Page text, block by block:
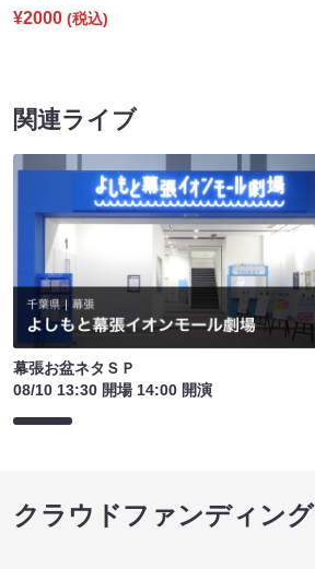
¥2000 (税込)
関連ライブ
幕張お盆ネタＳＰ
08/10 13:30 開場 14:00 開演
クラウドファンディング